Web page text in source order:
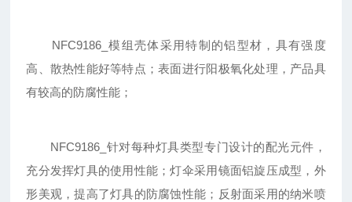
NFC9186_模组壳体采用特制的铝型材，具有强度
高、散热性能好等特点；表面进行阳极氧化处理，产品具
有较高的防腐性能；
NFC9186_针对每种灯具类型专门设计的配光元件，
充分发挥灯具的使用性能；灯伞采用镜面铝旋压成型，外
形美观，提高了灯具的防腐蚀性能；反射面采用的纳米喷